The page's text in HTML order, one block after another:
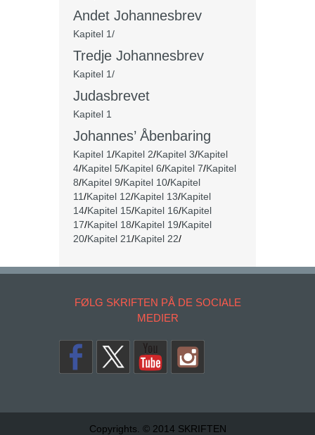
Andet Johannesbrev
Kapitel 1/
Tredje Johannesbrev
Kapitel 1/
Judasbrevet
Kapitel 1
Johannes’ Åbenbaring
Kapitel 1/Kapitel 2/Kapitel 3/Kapitel
4/Kapitel 5/Kapitel 6/Kapitel 7/Kapitel
8/Kapitel 9/Kapitel 10/Kapitel
11/Kapitel 12/Kapitel 13/Kapitel
14/Kapitel 15/Kapitel 16/Kapitel
17/Kapitel 18/Kapitel 19/Kapitel
20/Kapitel 21/Kapitel 22/
FØLG SKRIFTEN PÅ DE SOCIALE
MEDIER
Copyrights. © 2014 SKRIFTEN